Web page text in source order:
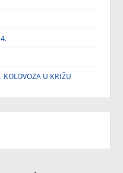
KOLOVOZA U KRIŽU